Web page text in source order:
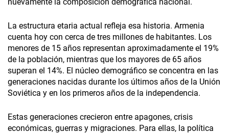
La estructura etaria actual refleja esa historia. Armenia
cuenta hoy con cerca de tres millones de habitantes. Los
menores de 15 años representan aproximadamente el 19%
de la población, mientras que los mayores de 65 años
superan el 14%. El núcleo demográfico se concentra en las
generaciones nacidas durante los últimos años de la Unión
Soviética y en los primeros años de la independencia.
Estas generaciones crecieron entre apagones, crisis
económicas, guerras y migraciones. Para ellas, la política